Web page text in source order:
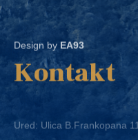
Design by EA93
Kontakt
Telefon:+ 385 47 522 612